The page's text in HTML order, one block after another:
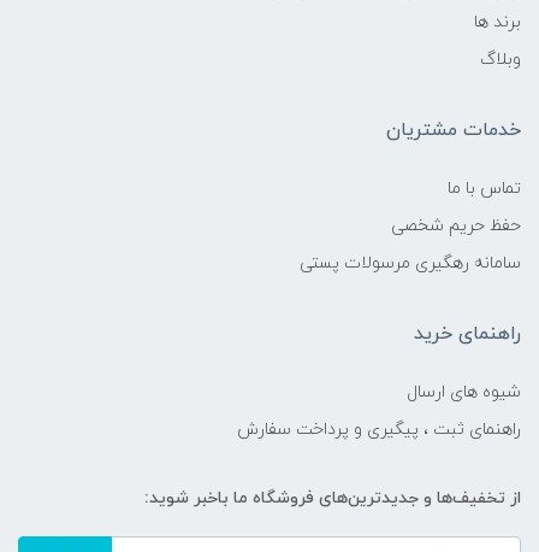
برند ها
وبلاگ
خدمات مشتریان
تماس با ما
حفظ حریم شخصی
سامانه رهگیری مرسولات پستی
راهنمای خرید
شیوه های ارسال
راهنمای ثبت ، پیگیری و پرداخت سفارش
از تخفیف‌ها و جدیدترین‌های فروشگاه ما باخبر شوید: